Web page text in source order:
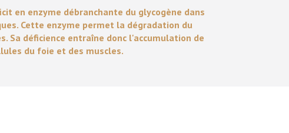
LEXIQUE
en enzyme débranchante du glycogène dans
Cette enzyme permet la dégradation du
Sa déficience entraîne donc l'accumulation de
du foie et des muscles.